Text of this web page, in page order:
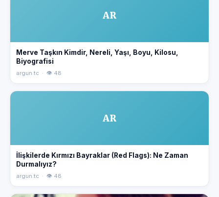
AR
Merve Taşkın Kimdir, Nereli, Yaşı, Boyu, Kilosu,
Biyografisi
argun.tc · 👁 48
AR
İlişkilerde Kırmızı Bayraklar (Red Flags): Ne Zaman
Durmalıyız?
argun.tc · 👁 48